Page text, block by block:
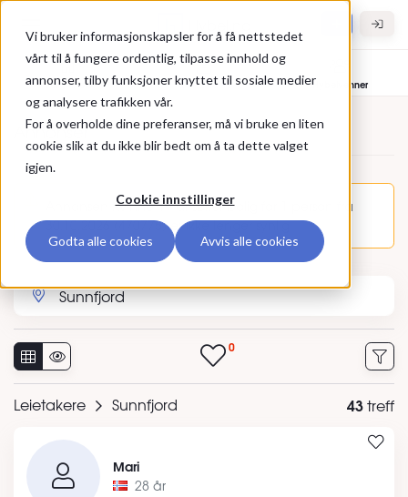
Vi bruker informasjonskapsler for å få nettstedet
vårt til å fungere ordentlig, tilpasse innhold og
annonser, tilby funksjoner knyttet til sosiale medier
og analysere trafikken vår.
For å overholde dine preferanser, må vi bruke en liten
cookie slik at du ikke blir bedt om å ta dette valget
igjen.
Cookie innstillinger
Godta alle cookies Avvis alle cookies
Bolig til leie Leietakere Hybelvenner
Annonser
Annonsen Kvinne 19 år søker bolig for 1 person fra
30.10.2026 (470775) er ikke lenger synlig.
0
Leietakere Sunnfjord 43treff
Mari
28 år